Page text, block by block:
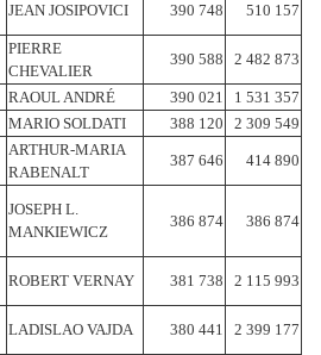
JEAN JOSIPOVICI 390 748 510 157
PIERRE
CHEVALIER
390 588 2 482 873
RAOUL ANDRÉ 390 021
1 531 357
MARIO SOLDATI 388 120 2 309 549
ARTHUR-MARIA
RABENALT
387 646 414 890
JOSEPH L.
MANKIEWICZ
386 874 386 874
ROBERT VERNAY 381 738 2 115 993
LADISLAO VAJDA 380 441 2 399 177